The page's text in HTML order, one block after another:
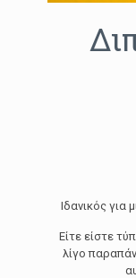
Ιδανικός για
Είτε είστε
λίγο